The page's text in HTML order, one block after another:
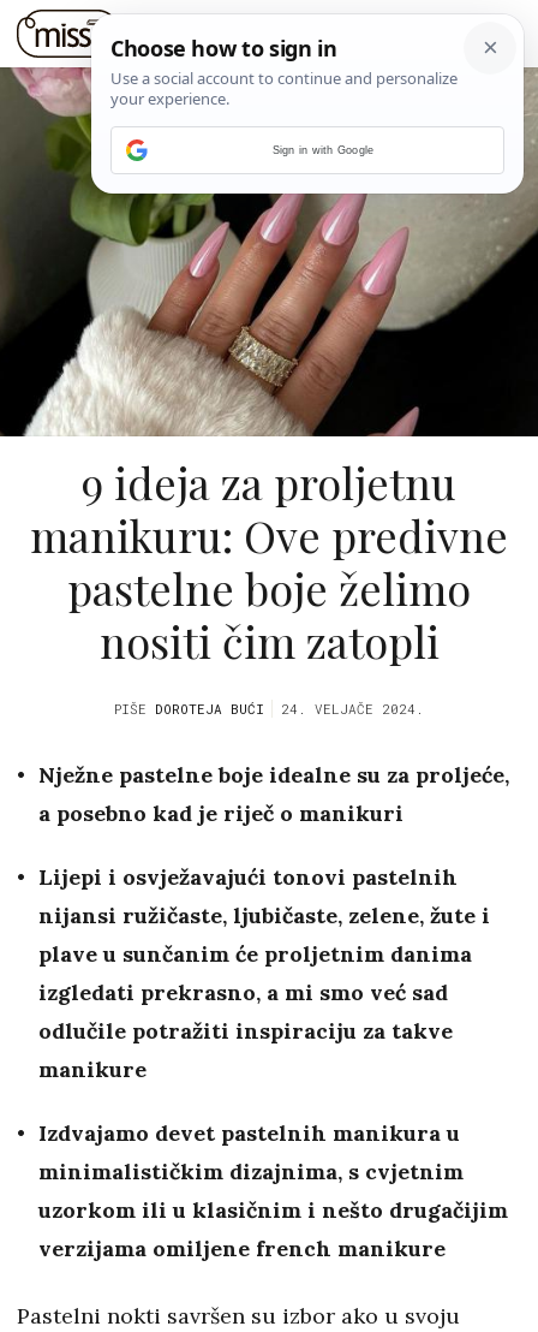
9 ideja za proljetnu
manikuru: Ove predivne
pastelne boje želimo
nositi čim zatopli
PIŠE DOROTEJA BUĆI 24. VELJAČE 2024.
Nježne pastelne boje idealne su za proljeće,
a posebno kad je riječ o manikuri
Lijepi i osvježavajući tonovi pastelnih
nijansi ružičaste, ljubičaste, zelene, žute i
plave u sunčanim će proljetnim danima
izgledati prekrasno, a mi smo već sad
odlučile potražiti inspiraciju za takve
manikure
Izdvajamo devet pastelnih manikura u
minimalističkim dizajnima, s cvjetnim
uzorkom ili u klasičnim i nešto drugačijim
verzijama omiljene french manikure
Pastelni nokti savršen su izbor ako u svoju
Sign in with Google